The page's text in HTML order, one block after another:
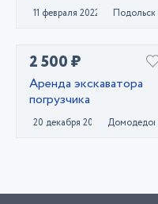
11 февраля 2022 Подольск
2 500 ₽
Аренда экскаватора
погрузчика
20 декабря 2023 Домодедово